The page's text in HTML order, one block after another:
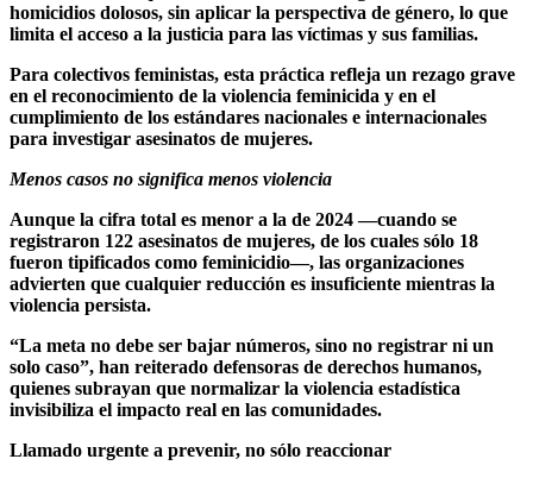
homicidios dolosos, sin aplicar la perspectiva de género, lo que
limita el acceso a la justicia para las víctimas y sus familias.
Para colectivos feministas, esta práctica refleja un rezago grave
en el reconocimiento de la violencia feminicida y en el
cumplimiento de los estándares nacionales e internacionales
para investigar asesinatos de mujeres.
Menos casos no significa menos violencia
Aunque la cifra total es menor a la de 2024 —cuando se
registraron 122 asesinatos de mujeres, de los cuales sólo 18
fueron tipificados como feminicidio—, las organizaciones
advierten que cualquier reducción es insuficiente mientras la
violencia persista.
“La meta no debe ser bajar números, sino no registrar ni un
solo caso”, han reiterado defensoras de derechos humanos,
quienes subrayan que normalizar la violencia estadística
invisibiliza el impacto real en las comunidades.
Llamado urgente a prevenir, no sólo reaccionar